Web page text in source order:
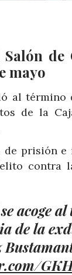
mayo
al
de la
de
contra
acoge
de la